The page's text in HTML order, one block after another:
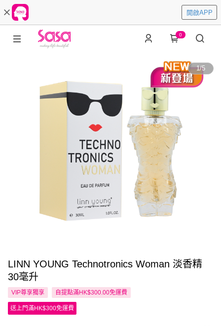
開啟APP
0
1/5
LINN YOUNG Technotronics Woman 淡香精
30毫升
VIP尊享獨享 自提點滿HK$300.00免運費
送上門滿HK$300免運費